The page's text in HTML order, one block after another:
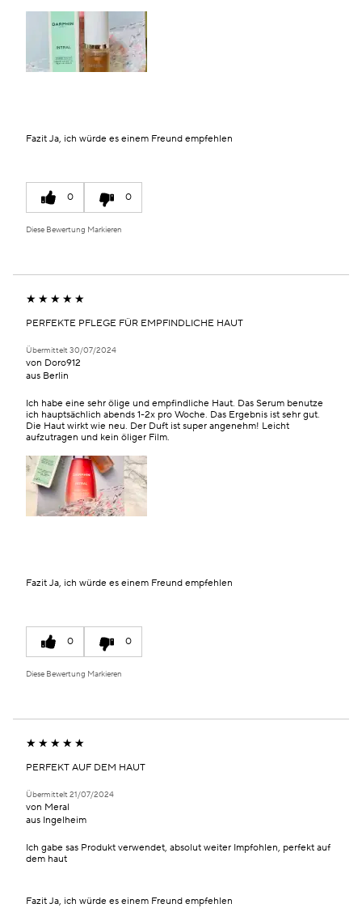
Fazit Ja, ich würde es einem Freund empfehlen
0 0
Diese Bewertung Markieren
PERFEKTE PFLEGE FÜR EMPFINDLICHE HAUT
Übermittelt30/07/2024
von Doro912
aus Berlin
Ich habe eine sehr ölige und empfindliche Haut. Das Serum benutze
ich hauptsächlich abends 1-2x pro Woche. Das Ergebnis ist sehr gut.
Die Haut wirkt wie neu. Der Duft ist super angenehm! Leicht
aufzutragen und kein öliger Film.
Fazit Ja, ich würde es einem Freund empfehlen
0 0
Diese Bewertung Markieren
PERFEKT AUF DEM HAUT
Übermittelt21/07/2024
von Meral
aus Ingelheim
Ich gabe sas Produkt verwendet, absolut weiter Impfohlen, perfekt auf
dem haut
Fazit Ja, ich würde es einem Freund empfehlen